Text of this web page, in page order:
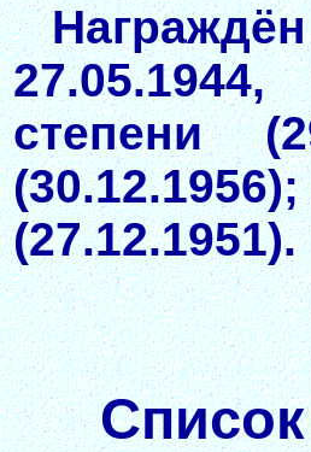
степени
(27.12.1951).